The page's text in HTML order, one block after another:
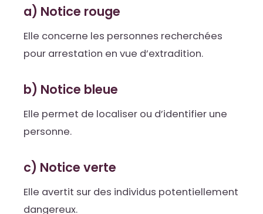
a) Notice rouge
Elle concerne les personnes recherchées
pour arrestation en vue d’extradition.
b) Notice bleue
Elle permet de localiser ou d’identifier une
personne.
c) Notice verte
Elle avertit sur des individus potentiellement
dangereux.